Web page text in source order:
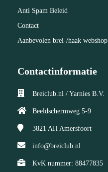
Anti Spam Beleid
Contact
Aanbevolen brei-/haak webshop
Contactinformatie
Breiclub.nl / Yarnies B.V.
Beeldschermweg 5-9
3821 AH Amersfoort
info@breiclub.nl
KvK nummer: 88477835